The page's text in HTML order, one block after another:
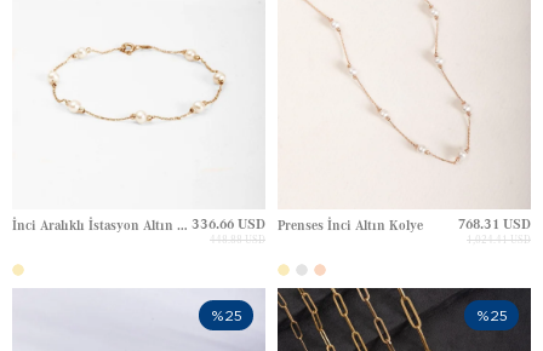
İnci Aralıklı İstasyon Altın Bileklik 336.66 USD
448.88 USD
Prenses İnci Altın Kolye 768.31 USD
1,024.41 USD
%25 %25